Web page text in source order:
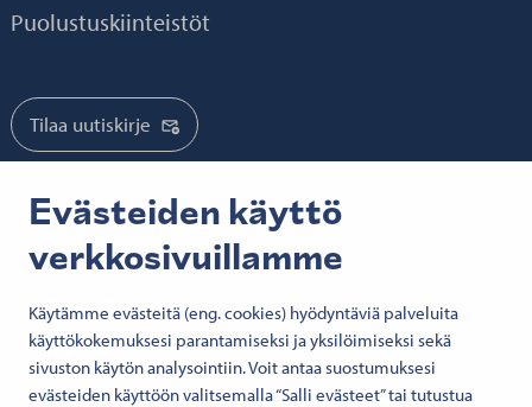
Evästeiden käyttö
verkkosivuillamme
Käytämme evästeitä (eng. cookies) hyödyntäviä palveluita
käyttökokemuksesi parantamiseksi ja yksilöimiseksi sekä
sivuston käytön analysointiin. Voit antaa suostumuksesi
evästeiden käyttöön valitsemalla “Salli evästeet” tai tutustua
Puolustuskiinteistöt
Tilaa uutiskirje
Tilaa mediatiedotteet
Seuraa meitä:
Senatfastigheter på Facebook
Senatfastigheter på LinkedIn
Senatfastigheter på SlideShare
Senaten i X
Senatfastigheter på YouTube
Senatfastigheter på Instagram